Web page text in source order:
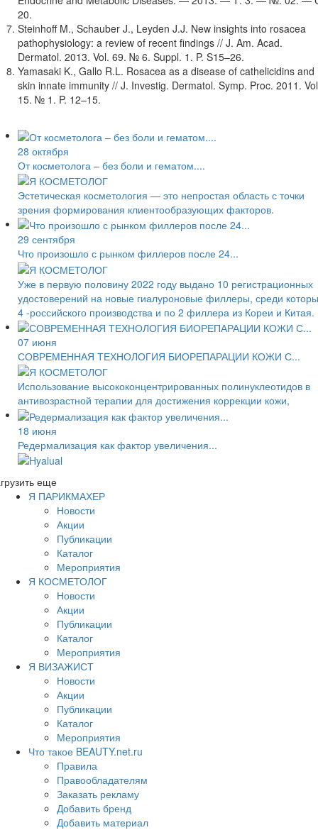
20.
Steinhoff M., Schauber J., Leyden J.J. New insights into rosacea
pathophysiology: a review of recent findings // J. Am. Acad.
Dermatol. 2013. Vol. 69. № 6. Suppl. 1. P. S15–26.
Yamasaki K., Gallo R.L. Rosacea as a disease of cathelicidins and
skin innate immunity // J. Investig. Dermatol. Symp. Proc. 2011.
15. № 1. P. 12–15.
28 октября
От косметолога – без боли и гематом....
Эстетическая косметология — это непростая область с точки
зрения формирования клиентообразующих факторов.
29 сентября
Что произошло с рынком филлеров после 24...
Уже в первую половину 2022 году выдано 10 регистрационных
удостоверений на новые гиалуроновые филлеры, среди
4 -российского производства и по 2 филлера из Кореи и Китая.
07 июня
СОВРЕМЕННАЯ ТЕХНОЛОГИЯ БИОРЕПАРАЦИИ КОЖИ С...
Использование высококонцентрированных полинуклеотидов в
антивозрастной терапии для достижения коррекции кожи,
18 июня
Редермализация как фактор увеличения...
еще
Я ПАРИКМАХЕР
Новости
Акции
Публикации
Каталог
Мероприятия
Я КОСМЕТОЛОГ
Новости
Акции
Публикации
Каталог
Мероприятия
Я ВИЗАЖИСТ
Новости
Акции
Публикации
Каталог
Мероприятия
Что такое BEAUTY.net.ru
Правила
Правообладателям
Заказать рекламу
Добавить бренд
Добавить материал